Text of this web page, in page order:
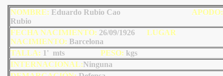
NOMBRE: Eduardo Rubio Cao APODO:
Rubio
FECHA NACIMIENTO: 26/09/1926 LUGAR
NACIMIENTO: Barcelona
TALLA: 1' mts PESO: kgs
INTERNACIONAL:Ninguna